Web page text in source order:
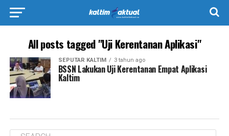
All posts tagged "Uji Kerentanan Aplikasi"
SEPUTAR KALTIM 3 tahun ago
BSSN Lakukan Uji Kerentanan Empat Aplikasi
Kaltim